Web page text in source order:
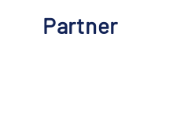
Partner